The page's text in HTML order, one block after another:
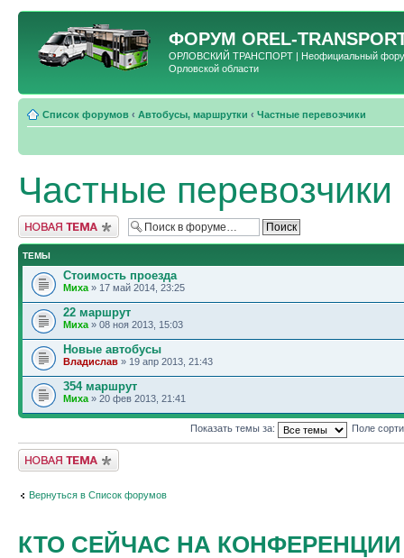
ФОРУМ OREL-
ОРЛОВСКИЙ ТРАНСПОРТ | Неофициальный форум
Орловской области
Список форумов ‹ Автобусы, маршрутки ‹ Частные перевозчики
Частные перевозчики
Новая тема
ТЕМЫ
Стоимость проезда
Миха » 17 май 2014, 23:25
22 маршрут
Миха » 08 ноя 2013, 15:03
Новые автобусы
Владислав » 19 апр 2013, 21:43
354 маршрут
Миха » 20 фев 2013, 21:41
Показать темы за: Поле
Новая тема
Вернуться в Список форумов
КТО СЕЙЧАС НА КОНФЕРЕНЦИИ